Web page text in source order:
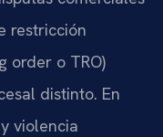
restricción
order o TRO)
distinto. En
violencia